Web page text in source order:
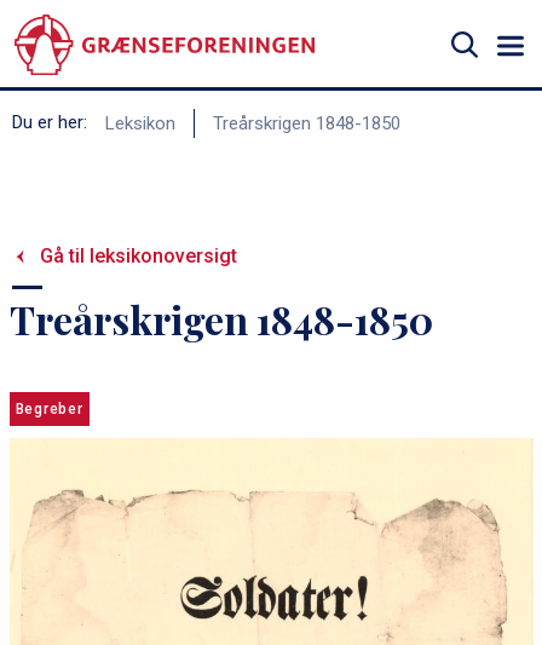
til
hovedindhold
Søg
Du er her:
k
r
u
m
Leksikon Treårskrigen 1848-1850
Gå til leksikonoversigt
Treårskrigen 1848-1850
Begreber